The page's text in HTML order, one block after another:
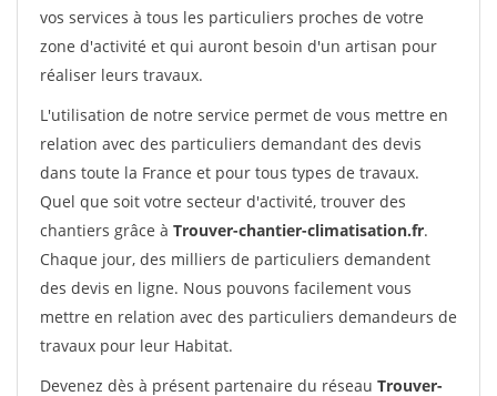
vos services à tous les particuliers proches de votre
zone d'activité et qui auront besoin d'un artisan pour
réaliser leurs travaux.
L'utilisation de notre service permet de vous mettre en
relation avec des particuliers demandant des devis
dans toute la France et pour tous types de travaux.
Quel que soit votre secteur d'activité, trouver des
chantiers grâce à Trouver-chantier-climatisation.fr.
Chaque jour, des milliers de particuliers demandent
des devis en ligne. Nous pouvons facilement vous
mettre en relation avec des particuliers demandeurs de
travaux pour leur Habitat.
Devenez dès à présent partenaire du réseau Trouver-